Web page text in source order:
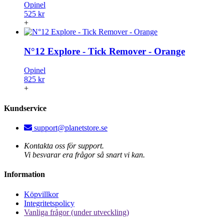
Opinel
525 kr
+
N°12 Explore - Tick Remover - Orange
Opinel
825 kr
+
Kundservice
support@planetstore.se
Kontakta oss för support.
Vi besvarar era frågor så snart vi kan.
Information
Köpvillkor
Integritetspolicy
Vanliga frågor (under utveckling)